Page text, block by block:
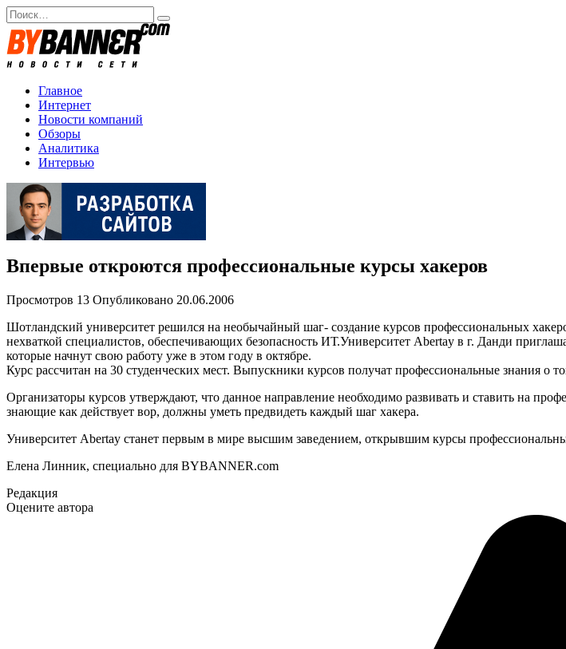
Перейти
к
содержанию
Search
for:
Главное
Интернет
Новости компаний
Обзоры
Аналитика
Интервью
Впервые откроются профессиональные курсы хакеров
Просмотров 13 Опубликовано 20.06.2006
Шотландский университет решился на необычайный шаг- создание курсов профессиональных
нехваткой специалистов, обеспечивающих безопасность ИТ.Университет Abertay в г. Данди
которые начнут свою работу уже в этом году в октябре.
Курс рассчитан на 30 студенческих мест. Выпускники курсов получат профессиональные знания о
Организаторы курсов утверждают, что данное направление необходимо развивать и ставить на
знающие как действует вор, должны уметь предвидеть каждый шаг хакера.
Университет Abertay станет первым в мире высшим заведением, открывшим курсы
Елена Линник, специально для BYBANNER.com
Редакция
Оцените автора